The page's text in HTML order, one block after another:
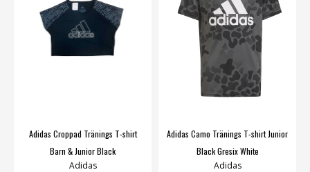
Adidas Croppad Tränings T-shirt
Barn & Junior Black
Adidas
Adidas Camo Tränings T-shirt Junior
Black Gresix White
Adidas